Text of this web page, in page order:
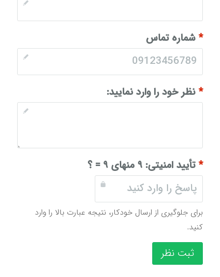
*شماره تماس
*نظر خود را وارد نمایید:
*تأیید امنیتی: ۹ منهای ۹ = ؟
برای جلوگیری از ارسال خودکار، نتیجه عبارت بالا را وارد
کنید.
ثبت نظر